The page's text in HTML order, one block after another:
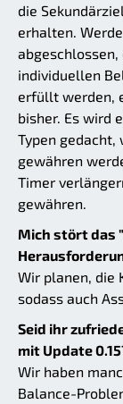
die
erhalten.
individuellen
erfüllt werden,
bisher. Es wird
Typen gedacht,
gewähren
Timer
gewähren.
Mich stört das
Wir planen, die
sodass auch
Seid ihr
mit Update
Wir haben
Balance-